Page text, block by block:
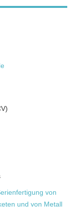
von
und von Metall